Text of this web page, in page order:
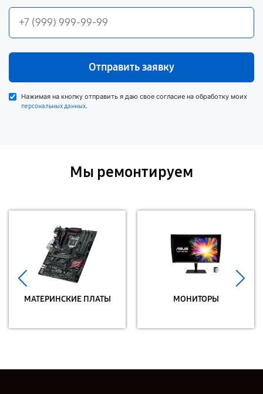
Отправить заявку
Нажимая на кнопку отправить я даю свое согласие на обработку моих
персональных данных.
Мы ремонтируем
МАТЕРИНСКИЕ ПЛАТЫ МОНИТОРЫ